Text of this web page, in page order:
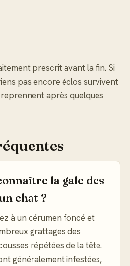
prescrit avant la fin. Si
pas encore éclos survivent
après quelques
la gale des
chat ?
à un cérumen foncé et
grattages des
répétées de la tête.
généralement infestées,